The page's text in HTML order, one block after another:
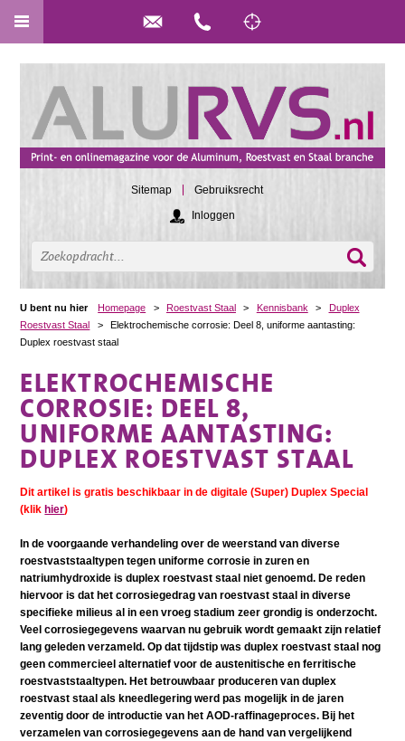
Sitemap
Gebruiksrecht
Inloggen
U bent nu hier Homepage > Roestvast Staal > Kennisbank >
Duplex
Roestvast Staal
>
Elektrochemische corrosie: Deel 8, uniforme aantasting:
Duplex roestvast staal
ELEKTROCHEMISCHE
CORROSIE: DEEL 8,
UNIFORME AANTASTING:
DUPLEX ROESTVAST STAAL
Dit artikel is gratis beschikbaar in de digitale (Super) Duplex Special
(klik hier)
In de voorgaande verhandeling over de weerstand van diverse
roestvaststaaltypen tegen uniforme corrosie in zuren en
natriumhydroxide is duplex roestvast staal niet genoemd. De reden
hiervoor is dat het corrosiegedrag van roestvast staal in diverse
specifieke milieus al in een vroeg stadium zeer grondig is onderzocht.
Veel corrosiegegevens waarvan nu gebruik wordt gemaakt zijn relatief
lang geleden verzameld. Op dat tijdstip was duplex roestvast staal nog
geen commercieel alternatief voor de austenitische en ferritische
roestvaststaaltypen. Het betrouwbaar produceren van duplex
roestvast staal als kneedlegering werd pas mogelijk in de jaren
zeventig door de introductie van het AOD-raffinageproces. Bij het
verzamelen van corrosiegegevens aan de hand van vergelijkend